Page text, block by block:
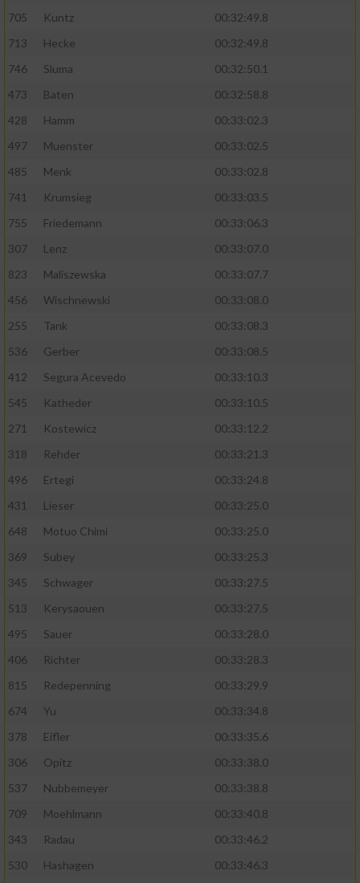
705
Kuntz
00:32:49.8
713
Hecke
00:32:49.8
746
Sluma
00:32:50.1
473
Baten
00:32:58.8
428
Hamm
00:33:02.3
497
Muenster
00:33:02.5
485
Menk
00:33:02.8
741
Krumsieg
00:33:03.5
755
Friedemann
00:33:06.3
307
Lenz
00:33:07.0
823
Maliszewska
00:33:07.7
456
Wischnewski
00:33:08.0
255
Tank
00:33:08.3
536
Gerber
00:33:08.5
412
Segura Acevedo
00:33:10.3
545
Katheder
00:33:10.5
271
Kostewicz
00:33:12.2
318
Rehder
00:33:21.3
496
Ertegi
00:33:24.8
431
Lieser
00:33:25.0
648
Motuo Chimi
00:33:25.0
369
Subey
00:33:25.3
345
Schwager
00:33:27.5
513
Kerysaouen
00:33:27.5
495
Sauer
00:33:28.0
406
Richter
00:33:28.3
815
Redepenning
00:33:29.9
674
Yu
00:33:34.8
378
Eifler
00:33:35.6
306
Opitz
00:33:38.0
537
Nubbemeyer
00:33:38.8
709
Moehlmann
00:33:40.8
343
Radau
00:33:46.2
530
Hashagen
00:33:46.3